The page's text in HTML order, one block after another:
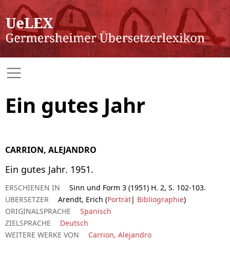
Ein gutes Jahr
CARRION, ALEJANDRO
Ein gutes Jahr. 1951.
ERSCHIENEN IN
Sinn und Form 3 (1951) H. 2, S. 102-103.
ÜBERSETZER
Arendt, Erich (Porträt| Bibliographie)
ORIGINALSPRACHE
Spanisch
ZIELSPRACHE
Deutsch
WEITERE WERKE VON
Carrion, Alejandro